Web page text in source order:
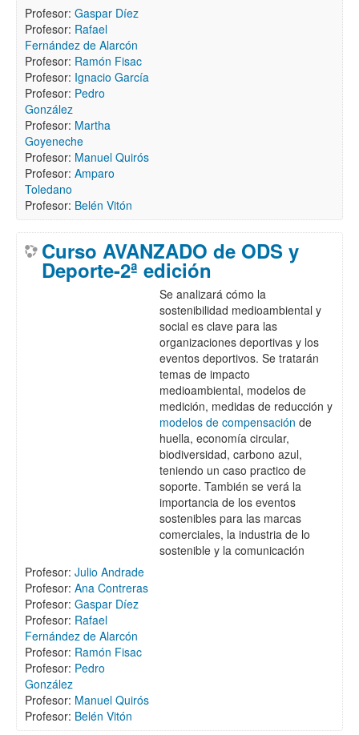
Profesor: Gaspar Díez
Profesor: Rafael
Fernández de Alarcón
Profesor: Ramón Fisac
Profesor: Ignacio García
Profesor: Pedro
González
Profesor: Martha
Goyeneche
Profesor: Manuel Quirós
Profesor: Amparo
Toledano
Profesor: Belén Vitón
Curso AVANZADO de ODS y
Deporte-2ª edición
Se analizará cómo la
sostenibilidad medioambiental y
social es clave para las
organizaciones deportivas y los
eventos deportivos. Se tratarán
temas de impacto
medioambiental, modelos de
medición, medidas de reducción y
modelos de compensación de
huella, economía circular,
biodiversidad, carbono azul,
teniendo un caso practico de
soporte. También se verá la
importancia de los eventos
sostenibles para las marcas
comerciales, la industria de lo
sostenible y la comunicación
Profesor: Julio Andrade
Profesor: Ana Contreras
Profesor: Gaspar Díez
Profesor: Rafael
Fernández de Alarcón
Profesor: Ramón Fisac
Profesor: Pedro
González
Profesor: Manuel Quirós
Profesor: Belén Vitón